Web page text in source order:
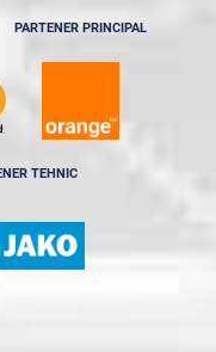
PARTENER PRINCIPAL
TEHNIC